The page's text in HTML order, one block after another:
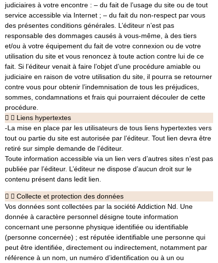
judiciaires à votre encontre : – du fait de l’usage du site ou de tout
service accessible via Internet ; – du fait du non-respect par vous
des présentes conditions générales. L’éditeur n’est pas
responsable des dommages causés à vous-même, à des tiers
et/ou à votre équipement du fait de votre connexion ou de votre
utilisation du site et vous renoncez à toute action contre lui de ce
fait. Si l’éditeur venait à faire l’objet d’une procédure amiable ou
judiciaire en raison de votre utilisation du site, il pourra se retourner
contre vous pour obtenir l’indemnisation de tous les préjudices,
sommes, condamnations et frais qui pourraient découler de cette
procédure.
Liens hypertextes
-La mise en place par les utilisateurs de tous liens hypertextes vers
tout ou partie du site est autorisée par l’éditeur. Tout lien devra être
retiré sur simple demande de l’éditeur.
Toute information accessible via un lien vers d’autres sites n’est pas
publiée par l’éditeur. L’éditeur ne dispose d’aucun droit sur le
contenu présent dans ledit lien.
Collecte et protection des données
Vos données sont collectées par la société Addiction Nd. Une
donnée à caractère personnel désigne toute information
concernant une personne physique identifiée ou identifiable
(personne concernée) ; est réputée identifiable une personne qui
peut être identifiée, directement ou indirectement, notamment par
référence à un nom, un numéro d’identification ou à un ou